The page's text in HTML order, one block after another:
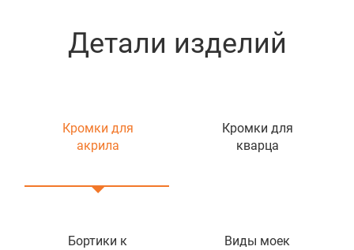
Детали изделий
Кромки для
акрила
Кромки для
кварца
Бортики к
Виды моек